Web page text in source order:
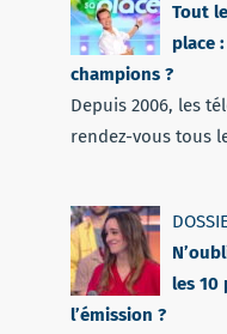
Tout
place
champions ?
Depuis 2006, les
rendez-vous tous
les 10
l’émission ?